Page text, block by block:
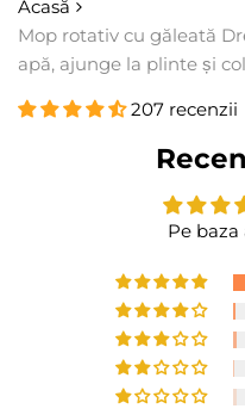
Acasă
Mop rotativ cu găleată
apă, ajunge la plinte și
207 recenzii
Pe baza